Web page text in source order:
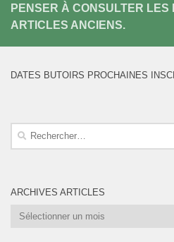
PENSER À CONSULTER
ARTICLES ANCIENS.
DATES BUTOIRS PROCHAINES
Rechercher :
ARCHIVES ARTICLES
Archives